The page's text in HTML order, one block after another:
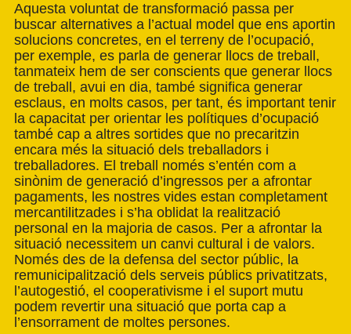
Aquesta voluntat de transformació passa per
buscar alternatives a l’actual model que ens aportin
solucions concretes, en el terreny de l’ocupació,
per exemple, es parla de generar llocs de treball,
tanmateix hem de ser conscients que generar llocs
de treball, avui en dia, també significa generar
esclaus, en molts casos, per tant, és important tenir
la capacitat per orientar les polítiques d’ocupació
també cap a altres sortides que no precaritzin
encara més la situació dels treballadors i
treballadores. El treball només s’entén com a
sinònim de generació d’ingressos per a afrontar
pagaments, les nostres vides estan completament
mercantilitzades i s’ha oblidat la realització
personal en la majoria de casos. Per a afrontar la
situació necessitem un canvi cultural i de valors.
Només des de la defensa del sector públic, la
remunicipalització dels serveis públics privatitzats,
l’autogestió, el cooperativisme i el suport mutu
podem revertir una situació que porta cap a
l’ensorrament de moltes persones.